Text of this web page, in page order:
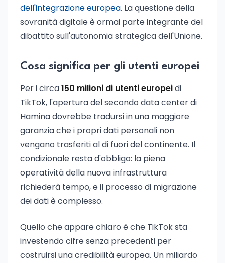
dell'integrazione europea. La questione della
sovranità digitale è ormai parte integrante del
dibattito sull'autonomia strategica dell'Unione.
Cosa significa per gli utenti europei
Per i circa150 milioni di utenti europeidi
TikTok, l'apertura del secondo data center di
Hamina dovrebbe tradursi in una maggiore
garanzia che i propri dati personali non
vengano trasferiti al di fuori del continente. Il
condizionale resta d'obbligo: la piena
operatività della nuova infrastruttura
richiederà tempo, e il processo di migrazione
dei dati è complesso.
Quello che appare chiaro è che TikTok sta
investendo cifre senza precedenti per
costruirsi una credibilità europea. Un miliardo